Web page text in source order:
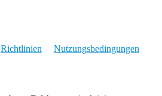
Richtlinien Nutzungsbedingungen